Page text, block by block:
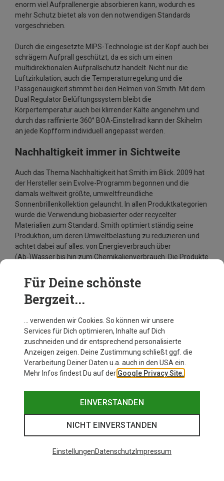
enorm viel Aufprallenergie absorbieren kann, wodurch es
mehr Schutz bietet als von den notwendigen Standards
vorgeschrieben.
Durch die eingesetzte MIPS-Technologie ist der Kopf auch bei
schrägem Aufprall geschützt, da es sich um einen
multidirektionalen Aufprallschutz handelt. Nicht nur die
Luftzirkulation, auch die Temperaturregelung und die
Passgenauigkeit stimmt bei den Helmen von Smith. Mit dem
Dual Regulator Belüftungssystem bleibt die
Körpertemperatur auch bei klirrender Kälte angenehm und
durch das raffinierte 360° BOA-Einstellrad kann der Skihelm
an jede Kopfform individuell angepasst werden.
Nachhaltigkeit immer in Sichtweite
Auch das Thema Nachhaltigkeit hat Smith im Blick. 2009 hat
der Hersteller sein Evolve-Programm begonnen und die
damals weltweit größte, umweltfreundliche
Sonnenbrillenkollektion gelauncht. In allen Produktkategorien
wurde die Verwendung biobasierter oder recycelter
Materialien zum Standard. Smith optimiert ständig seine
Produktion, um deren Umweltbelastung zu reduzieren und
achtet dabei auf alles: von Energieverbrauch über
(Ab-)Wasser bis hin zum Chemikalienverbrauch. Die Produkte
sie ihre Besitzer möglichst lange auf ihren Outdoor-
Abenteuern begleiten.
Für Deine schönste
Bergzeit...
… verwenden wir Cookies. So können wir unsere
Services für Dich optimieren, Inhalte auf Dich
zuschneiden und dir entsprechend personalisierte
Anzeigen zeigen. Deine Zustimmung schließt ggf. die
Verarbeitung Deiner Daten u.a. auch in den USA ein.
Mehr Infos findest Du auf der Google Privacy Site.
EINVERSTANDEN
NICHT EINVERSTANDEN
EinstellungenDatenschutz Impressum